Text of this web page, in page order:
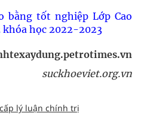
bằng tốt nghiệp Lớp Cao
khóa học 2022-2023
suckhoeviet.org.vn
lý luận chính trị